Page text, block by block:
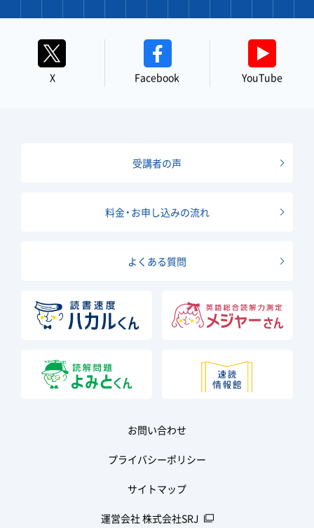
X Facebook YouTube
受講者の声
料金・お申し込みの流れ
よくある質問
お問い合わせ
プライバシーポリシー
サイトマップ
運営会社 株式会社SRJ